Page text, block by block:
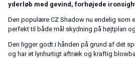
yderløb med gevind, forhøjede
Den populære CZ Shadow nu endelig som
perfekt til både mål skydning på højtplan
Den ligger godt i hånden på grund af det
og har et lynhurtigt aftræk og kraftig